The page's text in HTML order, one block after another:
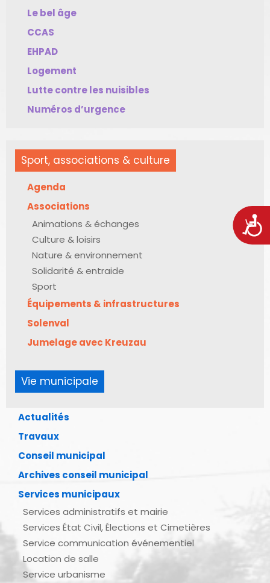
Le bel âge
CCAS
EHPAD
Logement
Lutte contre les nuisibles
Numéros d’urgence
Sport, associations & culture
Agenda
Associations
Animations & échanges
Culture & loisirs
Nature & environnement
Solidarité & entraide
Sport
Équipements & infrastructures
Solenval
Jumelage avec Kreuzau
Vie municipale
Actualités
Travaux
Conseil municipal
Archives conseil municipal
Services municipaux
Services administratifs et mairie
Services État Civil, Élections et Cimetières
Service communication événementiel
Location de salle
Service urbanisme